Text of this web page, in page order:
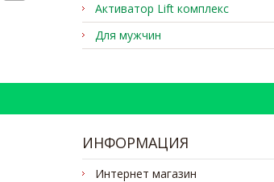
Активатор Lift комплекс
Для мужчин
ИНФОРМАЦИЯ
Интернет магазин